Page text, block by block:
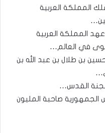
المملكة العربية
المملكة العربية
في العالم…
بن طلال بن عبد الله بن
لجنة القدس…
الجمهورية صاحبة المليون